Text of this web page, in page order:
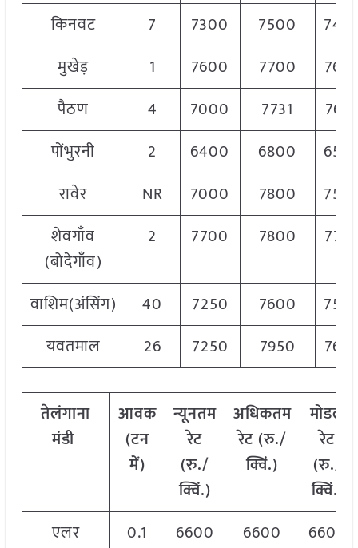
किनवट
7 7300 7500
मुखेड़
1 7600 7700
पैठण
4 7000 7731
पोंभुरनी
2 6400 6800
रावेर
NR 7000 7800
शेवगाँव
(बोदेगाँव)
2 7700 7800
वाशिम(अंसिंग) 40 7250 7600
यवतमाल
26 7250 7950
तेलंगाना
मंडी
आवक
(टन
में)
न्यूनतम
रेट
(रु./
क्विं.)
अधिकतम
रेट (रु./
क्विं.)
मोडल
रेट
(रु./
क्विं.)
एलर
0.1 6600 6600
6600